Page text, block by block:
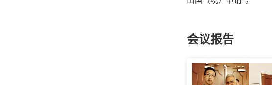
会议报告